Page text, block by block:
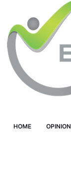
HOME OPINION